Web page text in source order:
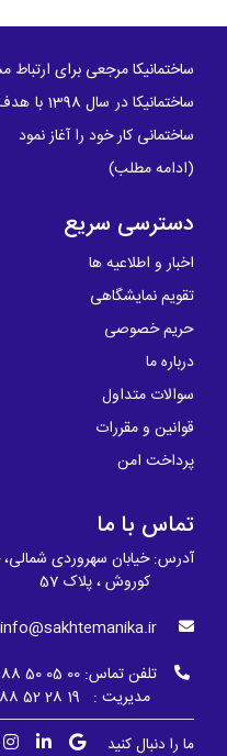
ساختمانیکا مرجعی برای
ساختمانی کار خود را آغاز نمود
(ادامه مطلب)
دسترسی سریع
اخبار و اطلاعیه ها
تقویم نمایشگاهی
حریم خصوصی
درباره ما
سوالات متداول
قوانین و مقررات
پرداخت امن
تماس با ما
آدرس: خیابان سهروردی شمالی،
کوروش ، پلاک 57
info@sakhtemanika.ir
تلفن تماس: 00 05 50 88 - 021
مدیریت : 19 28 52 88 - 021
ما را دنبال کنید